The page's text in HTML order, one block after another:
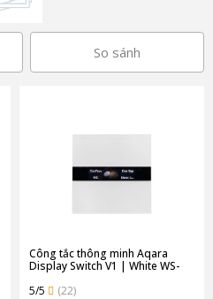
So sánh
Công tắc thông minh Aqara
Display Switch V1 | White WS-
5/5
(22)